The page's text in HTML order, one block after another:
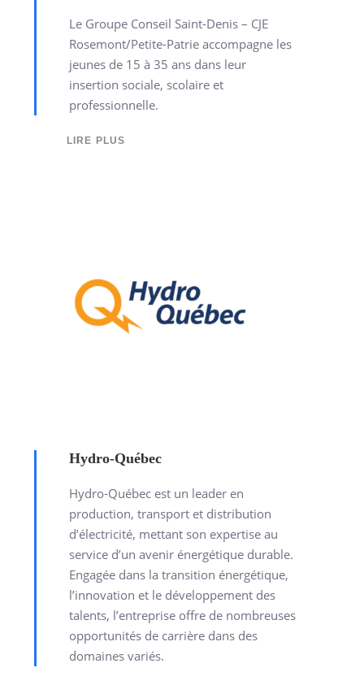
Le Groupe Conseil Saint-Denis – CJE
Rosemont/Petite-Patrie accompagne les
jeunes de 15 à 35 ans dans leur
insertion sociale, scolaire et
professionnelle.
LIRE PLUS
Hydro-Québec
Hydro-Québec est un leader en
production, transport et distribution
d’électricité, mettant son expertise au
service d’un avenir énergétique durable.
Engagée dans la transition énergétique,
l’innovation et le développement des
talents, l’entreprise offre de nombreuses
opportunités de carrière dans des
domaines variés.